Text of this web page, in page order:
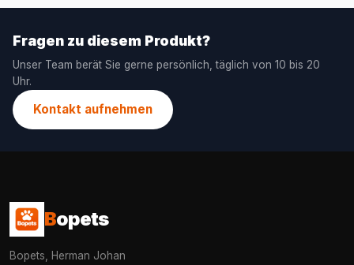
Fragen zu diesem Produkt?
Unser Team berät Sie gerne persönlich, täglich von 10 bis 20
Uhr.
Kontakt aufnehmen
Bopets
Bopets, Herman Johan